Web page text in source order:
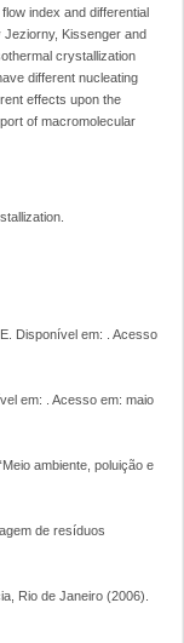
index and differential
Jeziorny, Kissenger and
crystallization
different nucleating
effects upon the
of macromolecular
Disponível em:
. Acesso
em:
. Acesso em: maio
ambiente, poluição e
de resíduos
Rio de Janeiro (2006).